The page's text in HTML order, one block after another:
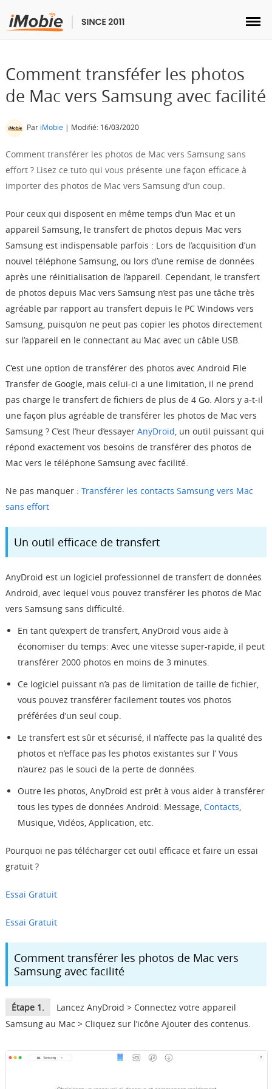
Multimédia
Utilitaires
Solutions
Boutique
Télécharger
Langue
Comment transféfer les photos
de Mac vers Samsung avec facilité
Par iMobie | Modifié: 16/03/2020
Comment transférer les photos de Mac vers Samsung sans
effort ? Lisez ce tuto qui vous présente une façon efficace à
importer des photos de Mac vers Samsung d’un coup.
Pour ceux qui disposent en même temps d’un Mac et un
appareil Samsung, le transfert de photos depuis Mac vers
Samsung est indispensable parfois : Lors de l’acquisition d’un
nouvel téléphone Samsung, ou lors d’une remise de données
après une réinitialisation de l’appareil. Cependant, le transfert
de photos depuis Mac vers Samsung n’est pas une tâche très
agréable par rapport au transfert depuis le PC Windows vers
Samsung, puisqu’on ne peut pas copier les photos directement
sur l’appareil en le connectant au Mac avec un câble USB.
C’est une option de transférer des photos avec Android File
Transfer de Google, mais celui-ci a une limitation, il ne prend
pas charge le transfert de fichiers de plus de 4 Go. Alors y a-t-il
une façon plus agréable de transférer les photos de Mac vers
Samsung ? C’est l’heur d’essayer AnyDroid, un outil puissant qui
répond exactement vos besoins de transférer des photos de
Mac vers le téléphone Samsung avec facilité.
Ne pas manquer : Transférer les contacts Samsung vers Mac
sans effort
Un outil efficace de transfert
AnyDroid est un logiciel professionnel de transfert de données
Android, avec lequel vous pouvez transférer les photos de Mac
vers Samsung sans difficulté.
En tant qu’expert de transfert, AnyDroid vous aide à
économiser du temps: Avec une vitesse super-rapide, il peut
transférer 2000 photos en moins de 3 minutes.
Ce logiciel puissant n’a pas de limitation de taille de fichier,
vous pouvez transférer facilement toutes vos photos
préférées d’un seul coup.
Le transfert est sûr et sécurisé, il n’affecte pas la qualité des
photos et n’efface pas les photos existantes sur l’ Vous
n’aurez pas le souci de la perte de données.
Outre les photos, AnyDroid est prêt à vous aider à transférer
tous les types de données Android: Message, Contacts,
Musique, Vidéos, Application, etc.
Pourquoi ne pas télécharger cet outil efficace et faire un essai
gratuit ?
Essai Gratuit
Essai Gratuit
Comment transférer les photos de Mac vers
Samsung avec facilité
Étape 1.
Lancez AnyDroid > Connectez votre appareil
Samsung au Mac > Cliquez sur l’icône Ajouter des contenus.